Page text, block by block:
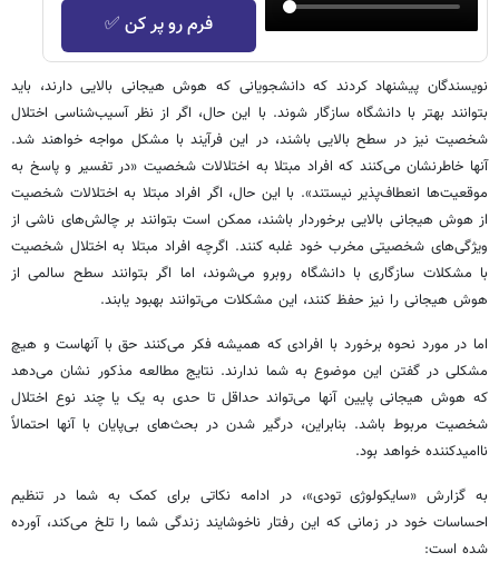
فرم رو پر کن ✅
نویسندگان پیشنهاد کردند که دانشجویانی که هوش هیجانی بالایی دارند، باید
بتوانند بهتر با دانشگاه سازگار شوند. با این حال، اگر از نظر آسیب‌شناسی اختلال
شخصیت نیز در سطح بالایی باشند، در این فرآیند با مشکل مواجه خواهند شد.
آنها خاطرنشان می‌کنند که افراد مبتلا به اختلالات شخصیت «در تفسیر و پاسخ به
موقعیت‌ها انعطاف‌پذیر نیستند». با این حال، اگر افراد مبتلا به اختلالات شخصیت
از هوش هیجانی بالایی برخوردار باشند، ممکن است بتوانند بر چالش‌های ناشی از
ویژگی‌های شخصیتی مخرب خود غلبه کنند. اگرچه افراد مبتلا به اختلال شخصیت
با مشکلات سازگاری با دانشگاه روبرو می‌شوند، اما اگر بتوانند سطح سالمی از
هوش هیجانی را نیز حفظ کنند، این مشکلات می‌توانند بهبود یابند.
اما در مورد نحوه برخورد با افرادی که همیشه فکر می‌کنند حق با آنهاست و هیچ
مشکلی در گفتن این موضوع به شما ندارند. نتایج مطالعه مذکور نشان می‌دهد
که هوش هیجانی پایین آنها می‌تواند حداقل تا حدی به یک یا چند نوع اختلال
شخصیت مربوط باشد. بنابراین، درگیر شدن در بحث‌های بی‌پایان با آنها احتمالاً
ناامیدکننده خواهد بود.
به گزارش «سایکولوژی تودی»، در ادامه نکاتی برای کمک به شما در تنظیم
احساسات خود در زمانی که این رفتار ناخوشایند زندگی شما را تلخ می‌کند، آورده
شده است: